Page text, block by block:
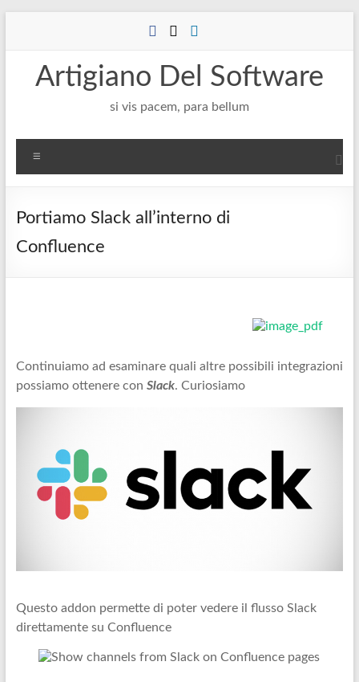
Artigiano Del Software
si vis pacem, para bellum
Portiamo Slack all’interno di
Confluence
Continuiamo ad esaminare quali altre possibili integrazioni
possiamo ottenere con Slack. Curiosiamo
Questo addon permette di poter vedere il flusso Slack
direttamente su Confluence